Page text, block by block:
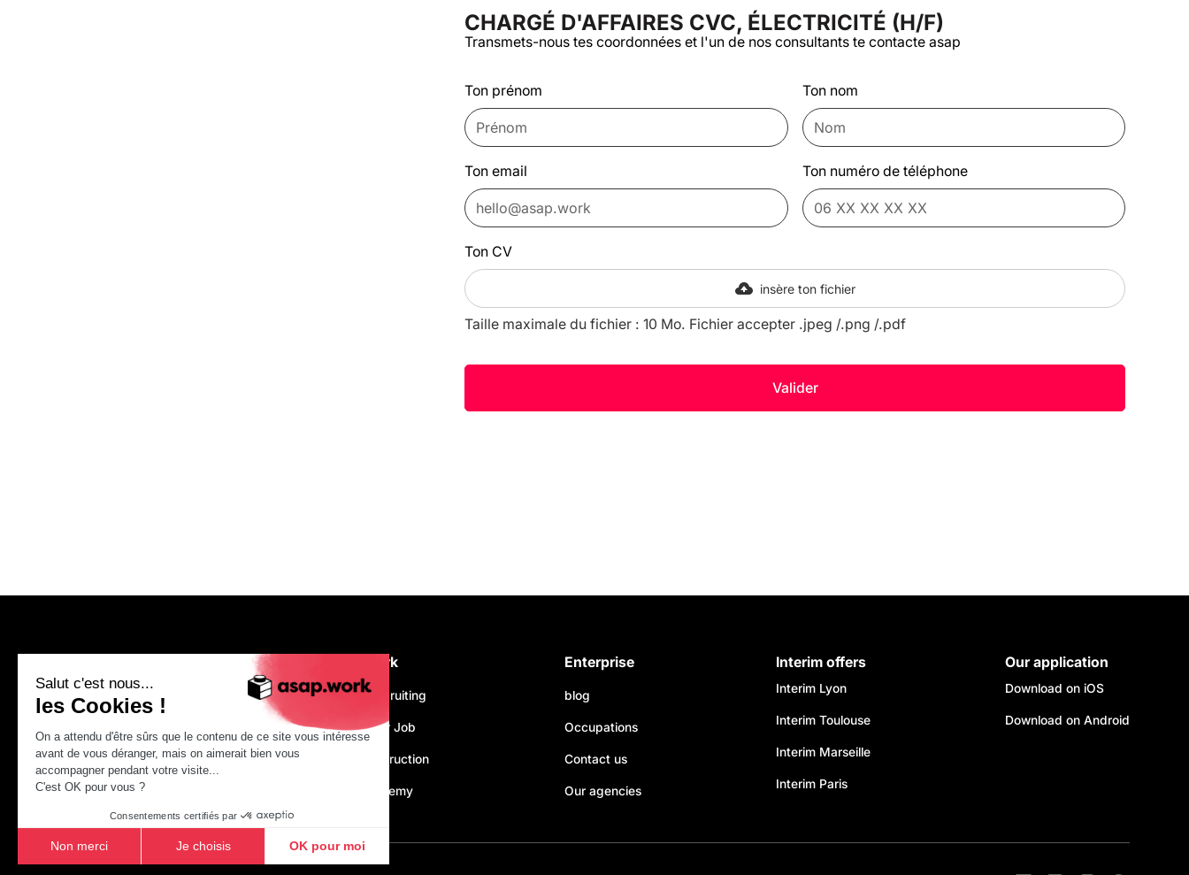
Salut c'est nous...
les Cookies !
On a attendu d'être sûrs que le contenu de ce site vous intéresse
avant de vous déranger, mais on aimerait bien vous
accompagner pendant votre visite...
C'est OK pour vous ?
Consentements certifiés par
Non merci Je choisis OK pour moi
CHARGÉ D'AFFAIRES CVC, ÉLECTRICITÉ (H/F)
Transmets-nous tes coordonnées et l'un de nos consultants te contacte asap
Ton prénom Ton nom
Ton email Ton numéro de téléphone
Ton CV
insère ton fichier
Taille maximale du fichier : 10 Mo. Fichier accepter .jpeg /.png /.pdf
asap.work
We are recruiting
Make Your Job
Just Construction
asap.academy
Enterprise
blog
Occupations
Contact us
Our agencies
Interim offers
Interim Lyon
Interim Toulouse
Interim Marseille
Interim Paris
Our application
Download on iOS
Download on Android